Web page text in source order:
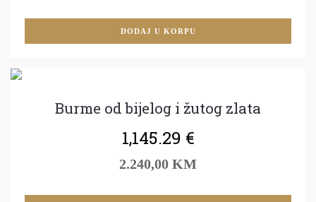
DODAJ U KORPU
Burme od bijelog i žutog zlata
1,145.29 €
2.240,00 KM